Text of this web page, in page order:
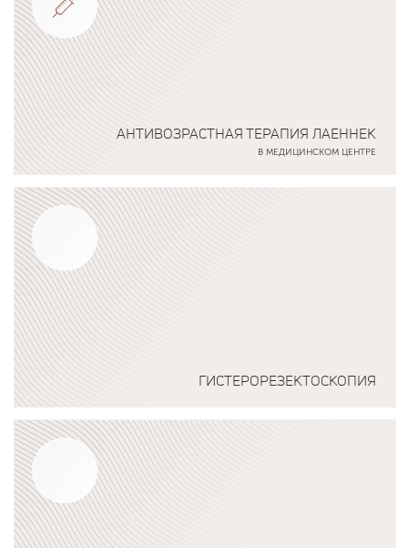
АНТИВОЗРАСТНАЯ ТЕРАПИЯ ЛАЕННЕК
В МЕДИЦИНСКОМ ЦЕНТРЕ
Подробнее о программе
ГИСТЕРОРЕЗЕКТОСКОПИЯ
Подробнее о программе